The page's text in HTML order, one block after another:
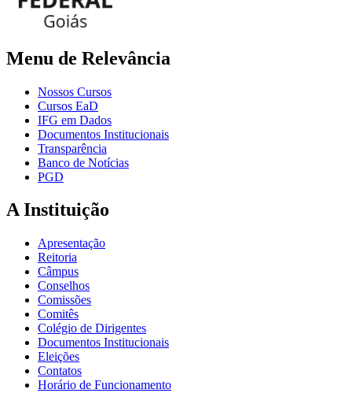
Menu de Relevância
Nossos Cursos
Cursos EaD
IFG em Dados
Documentos Institucionais
Transparência
Banco de Notícias
PGD
A Instituição
Apresentação
Reitoria
Câmpus
Conselhos
Comissões
Comitês
Colégio de Dirigentes
Documentos Institucionais
Eleições
Contatos
Horário de Funcionamento